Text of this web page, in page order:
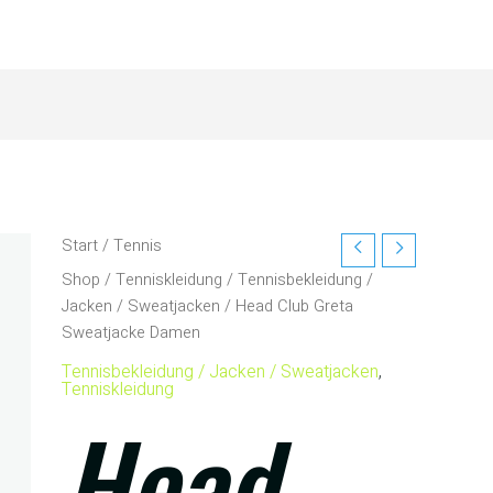
Start/Tennis
Shop /Tenniskleidung /Tennisbekleidung /
Jacken / Sweatjacken / Head Club Greta
Sweatjacke Damen
Tennisbekleidung / Jacken / Sweatjacken,
Tenniskleidung